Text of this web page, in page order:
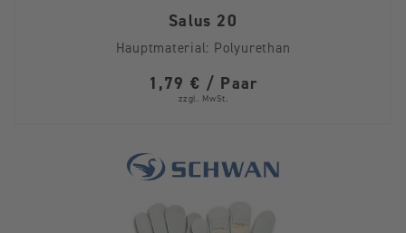
Salus 20
Hauptmaterial: Polyurethan
1,79 € / Paar
zzgl. MwSt.